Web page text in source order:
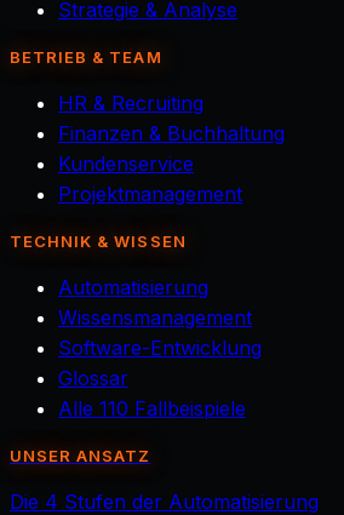
Strategie & Analyse
BETRIEB & TEAM
HR & Recruiting
Finanzen & Buchhaltung
Kundenservice
Projektmanagement
TECHNIK & WISSEN
Automatisierung
Wissensmanagement
Software-Entwicklung
Glossar
Alle 110 Fallbeispiele
UNSER ANSATZ
Die 4 Stufen der Automatisierung